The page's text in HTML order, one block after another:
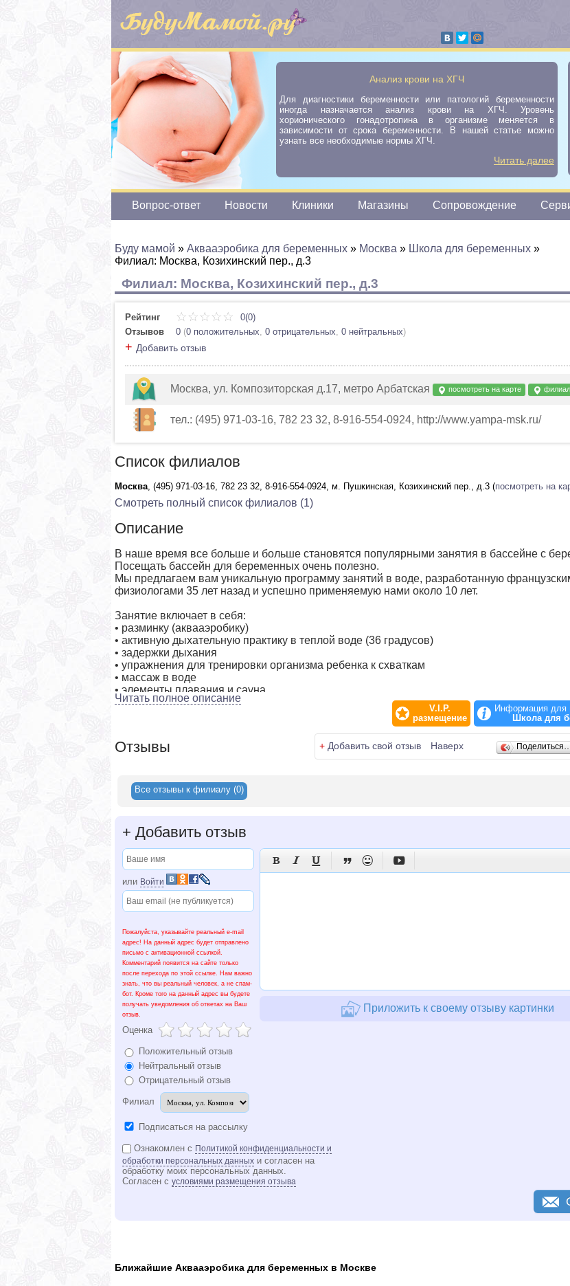
Анализ крови на ХГЧ
Для диагностики беременности или патологий беременности
иногда назначается анализ крови на ХГЧ. Уровень
хорионического гонадотропина в организме меняется в
зависимости от срока беременности. В нашей статье можно
узнать все необходимые нормы ХГЧ.
Читать далее
Вопрос-ответ Новости Клиники Магазины Сопровождение
Буду мамой » Аквааэробика для беременных » Москва » Школа для беременных »
Филиал: Москва, Козихинский пер., д.3
Филиал: Москва, Козихинский пер., д.3
Рейтинг
0(0)
Отзывов
0 (0 положительных, 0 отрицательных, 0 нейтральных)
+ Добавить отзыв
Москва, ул. Композиторская д.17, метро Арбатская посмотреть на карте
тел.: (495) 971-03-16, 782 23 32, 8-916-554-0924, http://www.yampa-msk.ru/
Список филиалов
Москва, (495) 971-03-16, 782 23 32, 8-916-554-0924, м. Пушкинская, Козихинский пер., д.3 (посмотреть на
Смотреть полный список филиалов (1)
Описание
В наше время все больше и больше становятся популярными занятия в бассейне с
Посещать бассейн для беременных очень полезно.
Мы предлагаем вам уникальную программу занятий в воде, разработанную
физиологами 35 лет назад и успешно применяемую нами около 10 лет.
Занятие включает в себя:
• разминку (аквааэробику)
• активную дыхательную практику в теплой воде (36 градусов)
• задержки дыхания
• упражнения для тренировки организма ребенка к схваткам
• массаж в воде
• элементы плавания и сауна
Беременным мамочкам очень полезно двигаться, но зачастую делать зарядку на суше
Аэробика в воде — это то, что нужно организму, который несет двойную нагрузку во
беременности.
Аквагимнастика охватывает почти все группы мышц, а выполнять упражнения легко и
Читать полное описание
V.I.P.
размещение
Информация для
Школа для
Отзывы + Добавить свой отзыв Наверх
Все отзывы к филиалу (0)
+ Добавить отзыв
или Войти
Пожалуйста, указывайте реальный e-mail
адрес! На данный адрес будет отправлено
письмо с активационной ссылкой.
Комментарий появится на сайте только
после перехода по этой ссылке. Нам важно
знать, что вы реальный человек, а не спам-
бот. Кроме того на данный адрес вы будете
получать уведомления об ответах на Ваш
отзыв.
Оценка
Положительный отзыв
Нейтральный отзыв
Отрицательный отзыв
Филиал
Подписаться на рассылку
     
Приложить к своему отзыву картинки
Ознакомлен с Политикой конфиденциальности и
обработки персональных данных и согласен на
обработку моих персональных данных.
Согласен с условиями размещения отзыва
Ближайшие Аквааэробика для беременных в Москве